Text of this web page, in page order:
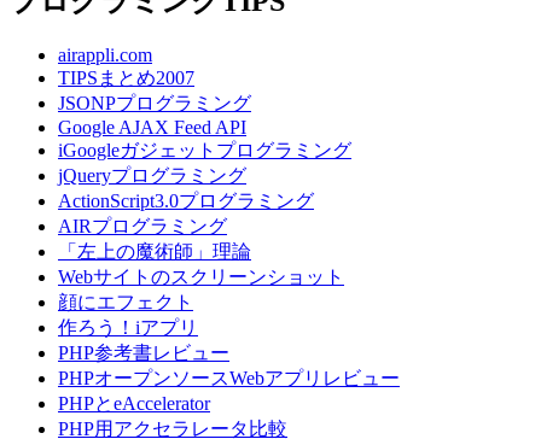
airappli.com
TIPSまとめ2007
JSONPプログラミング
Google AJAX Feed API
iGoogleガジェットプログラミング
jQueryプログラミング
ActionScript3.0プログラミング
AIRプログラミング
「左上の魔術師」理論
Webサイトのスクリーンショット
顔にエフェクト
作ろう！iアプリ
PHP参考書レビュー
PHPオープンソースWebアプリレビュー
PHPとeAccelerator
PHP用アクセラレータ比較